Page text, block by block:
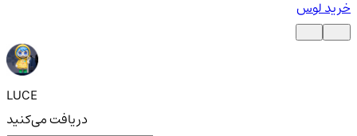
خرید لوس
LUCE
دریافت می‌کنید